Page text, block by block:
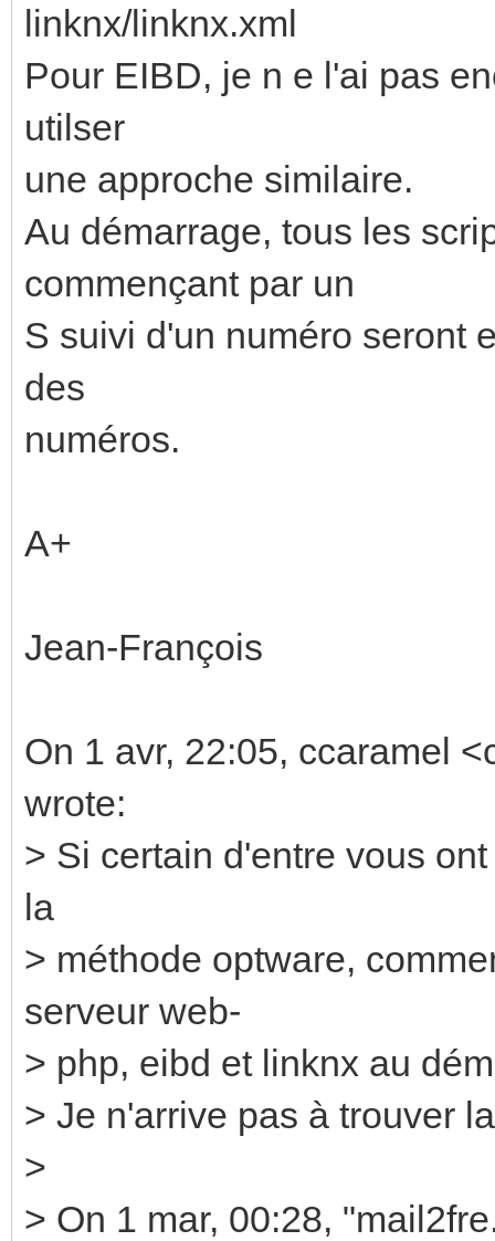
linknx/linknx.xml
Pour EIBD, je n e l'ai pas
utilser
une approche similaire.
Au démarrage, tous les
commençant par un
S suivi d'un numéro seront
des
numéros.
A+
Jean-François
On 1 avr, 22:05, ccaramel
wrote:
> Si certain d'entre vous
la
> méthode optware,
serveur web-
> php, eibd et linknx au
> Je n'arrive pas à trouver
>
> On 1 mar, 00:28,